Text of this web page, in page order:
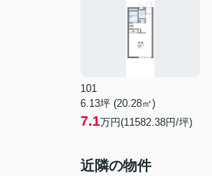
101
6.13坪 (20.28㎡)
7.1万円(11582.38円/坪)
近隣の物件